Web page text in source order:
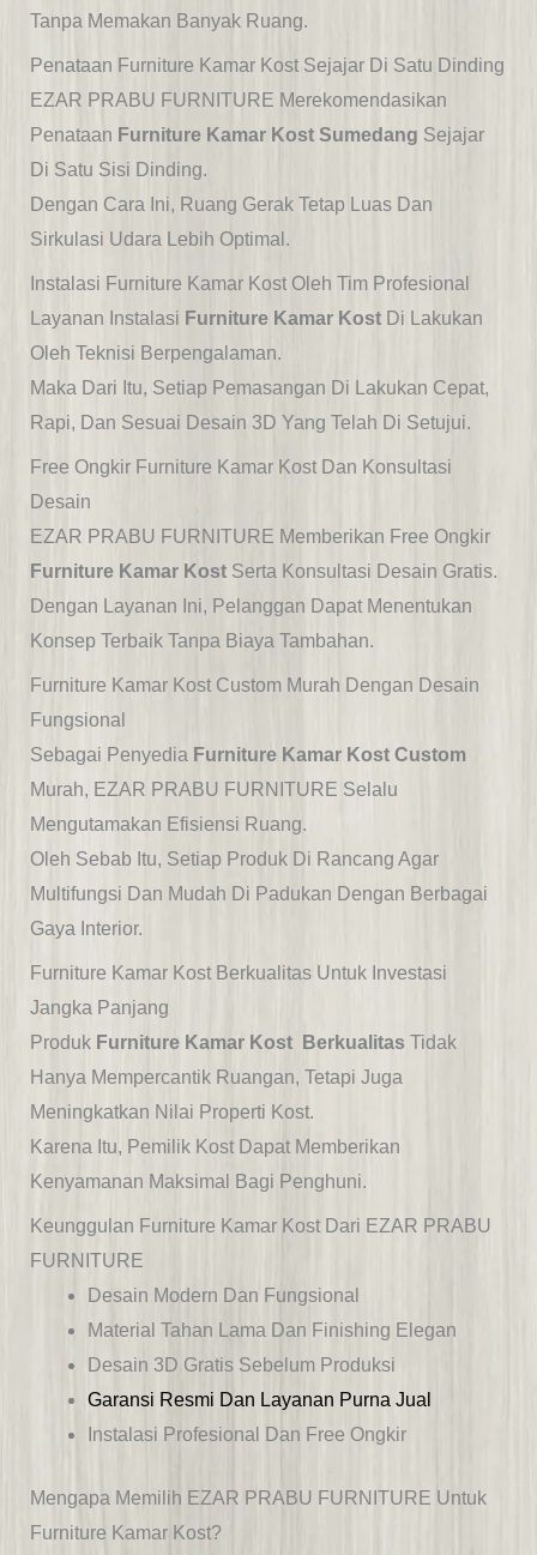
Tanpa Memakan Banyak Ruang.
Penataan Furniture Kamar Kost Sejajar Di Satu Dinding
EZAR PRABU FURNITURE Merekomendasikan
Penataan Furniture Kamar Kost Sumedang Sejajar
Di Satu Sisi Dinding.
Dengan Cara Ini, Ruang Gerak Tetap Luas Dan
Sirkulasi Udara Lebih Optimal.
Instalasi Furniture Kamar Kost Oleh Tim Profesional
Layanan Instalasi Furniture Kamar KostDi Lakukan
Oleh Teknisi Berpengalaman.
Maka Dari Itu, Setiap Pemasangan Di Lakukan Cepat,
Rapi, Dan Sesuai Desain 3D Yang Telah Di Setujui.
Free Ongkir Furniture Kamar Kost Dan Konsultasi
Desain
EZAR PRABU FURNITURE Memberikan Free Ongkir
Furniture Kamar Kost Serta Konsultasi Desain Gratis.
Dengan Layanan Ini, Pelanggan Dapat Menentukan
Konsep Terbaik Tanpa Biaya Tambahan.
Furniture Kamar Kost Custom Murah Dengan Desain
Fungsional
Sebagai Penyedia Furniture Kamar Kost Custom
Murah, EZAR PRABU FURNITURE Selalu
Mengutamakan Efisiensi Ruang.
Oleh Sebab Itu, Setiap Produk Di Rancang Agar
Multifungsi Dan Mudah Di Padukan Dengan Berbagai
Gaya Interior.
Furniture Kamar Kost Berkualitas Untuk Investasi
Jangka Panjang
Produk Furniture Kamar Kost Berkualitas Tidak
Hanya Mempercantik Ruangan, Tetapi Juga
Meningkatkan Nilai Properti Kost.
Karena Itu, Pemilik Kost Dapat Memberikan
Kenyamanan Maksimal Bagi Penghuni.
Keunggulan Furniture Kamar Kost Dari EZAR PRABU
FURNITURE
Desain Modern Dan Fungsional
Material Tahan Lama Dan Finishing Elegan
Desain 3D Gratis Sebelum Produksi
Garansi Resmi Dan Layanan Purna Jual
Instalasi Profesional Dan Free Ongkir
Mengapa Memilih EZAR PRABU FURNITURE Untuk
Furniture Kamar Kost?